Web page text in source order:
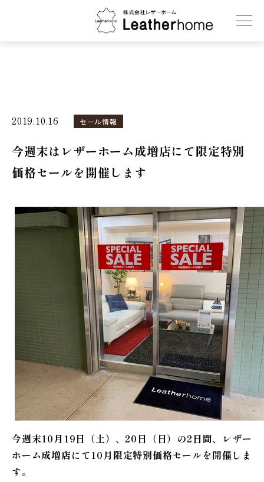
株式会社レザーホーム
2019.10.16 セール情報
今週末はレザーホーム成増店にて限定特別
価格セールを開催します
今週末10月19日（土）、20日（日）の2日間、レザー
ホーム成増店にて10月限定特別価格セールを開催しま
す。